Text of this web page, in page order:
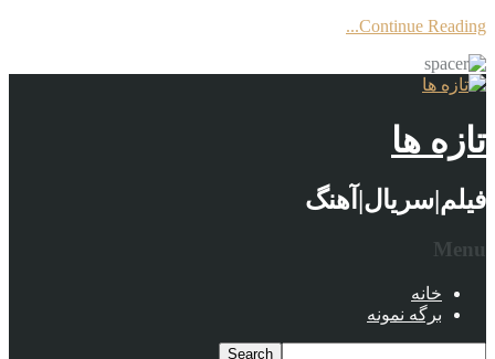
Continue Reading...
تازه ها
فیلم|سریال|آهنگ
Menu
خانه
برگه نمونه